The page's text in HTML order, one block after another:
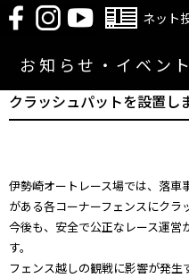
ネット
お知らせ・イベント
クラッシュパットを設置し
伊勢崎オートレース場では、落
がある各コーナーフェンスにクラ
今後も、安全で公正なレース運営
す。
フェンス越しの観戦に影響が発